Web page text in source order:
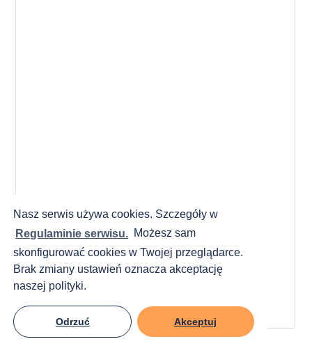
Nasz serwis używa cookies. Szczegóły w
Regulaminie serwisu. Możesz sam
skonfigurować cookies w Twojej przeglądarce.
Brak zmiany ustawień oznacza akceptację
naszej polityki.
Odrzuć Akceptuj